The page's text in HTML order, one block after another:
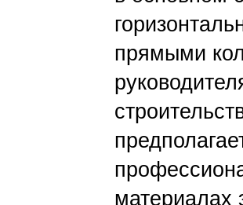
прямыми
материалах